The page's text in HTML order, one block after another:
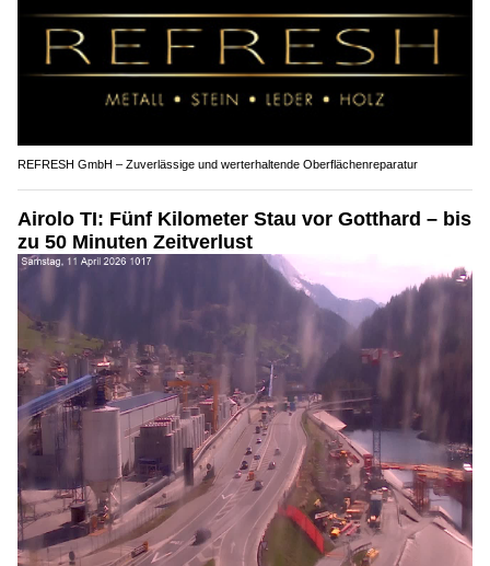
REFRESH GmbH – Zuverlässige und werterhaltende Oberflächenreparatur
Airolo TI: Fünf Kilometer Stau vor Gotthard – bis
zu 50 Minuten Zeitverlust